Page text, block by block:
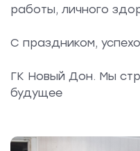
работы, личного
С праздником,
ГК Новый Дон. Мы
будущее